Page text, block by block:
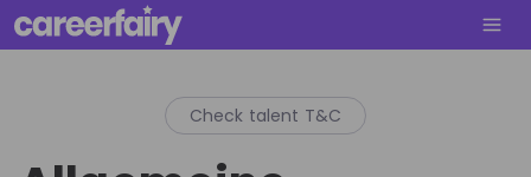
Check talent T&C